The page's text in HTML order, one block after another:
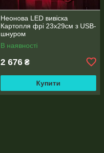
Неонова LED вивіска
Картопля фрі 23х29см з USB-
шнуром
В наявності
2 676 ₴
Купити